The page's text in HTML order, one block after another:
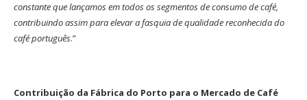
constante que lançamos em todos os segmentos de consumo de café,
contribuindo assim para elevar a fasquia de qualidade reconhecida do
café português.”
Contribuição da Fábrica do Porto para o Mercado de Café